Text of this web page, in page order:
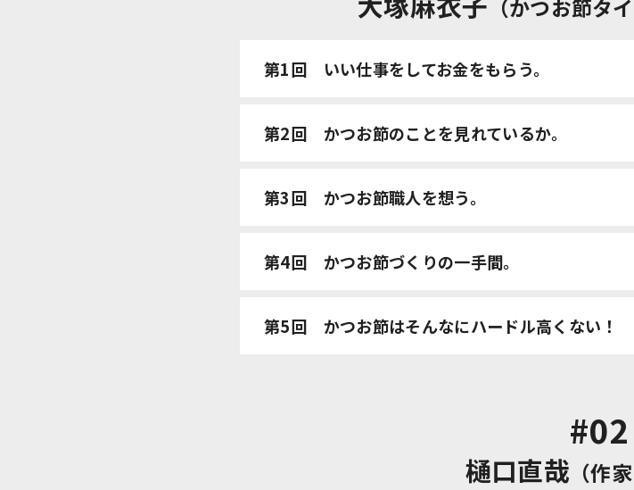
（かつお節タ
第1回 いい仕事をしてお金をもらう。
第2回 かつお節のことを見れているか。
第3回 かつお節職人を想う。
第4回 かつお節づくりの一手間。
第5回 かつお節はそんなにハードル高くない！
#02
樋口直哉 （作